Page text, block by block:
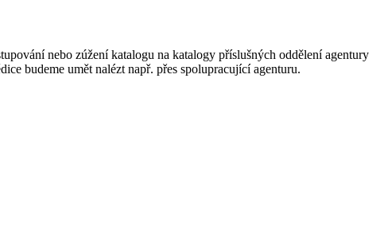
nebo zúžení katalogu na katalogy příslušných oddělení agentury
budeme umět nalézt např. přes spolupracující agenturu.